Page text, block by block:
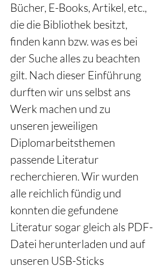
Bücher, E-Books, Artikel, etc.,
die die Bibliothek besitzt,
finden kann bzw. was es bei
der Suche alles zu beachten
gilt. Nach dieser Einführung
durften wir uns selbst ans
Werk machen und zu
unseren jeweiligen
Diplomarbeitsthemen
passende Literatur
recherchieren. Wir wurden
alle reichlich fündig und
konnten die gefundene
Literatur sogar gleich als PDF-
Datei herunterladen und auf
unseren USB-Sticks